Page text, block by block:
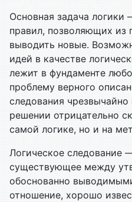
Основная задача логики
правил, позволяющих из
выводить новые.
идей в качестве
лежит в фундаменте
проблему верного
следования
решении отрицательно
самой логике, но и на
Логическое следование
существующее между
обоснованно
отношение, хорошо